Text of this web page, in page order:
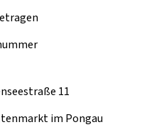
11
im Pongau